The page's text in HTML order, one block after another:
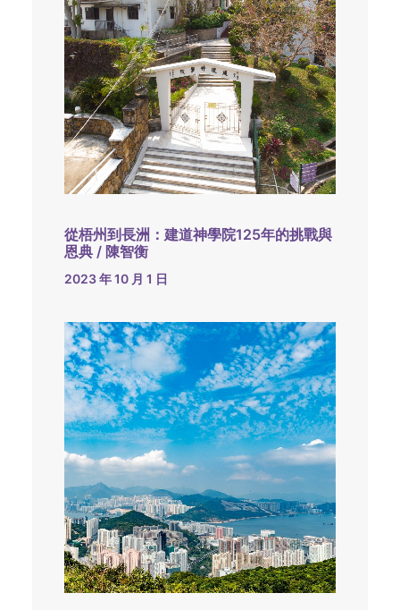
從梧州到長洲：建道神學院125年的挑戰與
恩典 / 陳智衡
2023 年 10 月 1 日